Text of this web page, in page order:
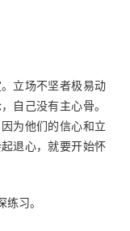
立场不坚者极易动
自己没有主心骨。
为他们的信心和立
退心，就要开始怀
习。